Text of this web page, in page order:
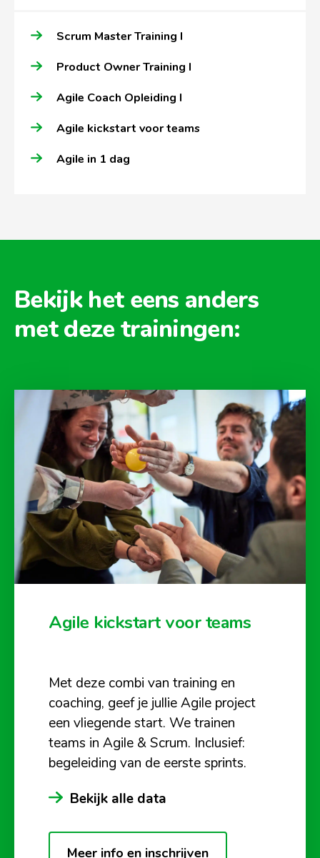
Scrum Master Training I
Product Owner Training I
Agile Coach Opleiding I
Agile kickstart voor teams
Agile in 1 dag
Bekijk het eens anders
met deze trainingen:
Agile kickstart voor teams
Met deze combi van training en
coaching, geef je jullie Agile project
een vliegende start. We trainen
teams in Agile & Scrum. Inclusief:
begeleiding van de eerste sprints.
Bekijk alle data
Meer info en inschrijven